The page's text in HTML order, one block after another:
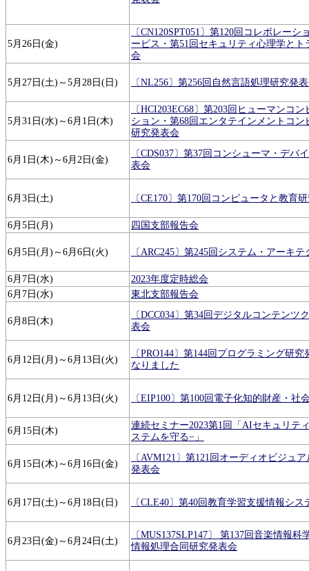
5月26日(金)
〔CN120SPT051〕第120回コレボレー
ービス・第51回セキュリティ心理学とト
会
5月27日(土)～5月28日(日) 〔NL256〕第256回自然言語処理研究発
5月31日(水)～6月1日(木)
〔HCI203EC68〕第203回ヒューマンコ
ション・第68回エンタテインメントコン
研究発表会
6月1日(木)～6月2日(金)
〔CDS037〕第37回コンシューマ・デバ
表会
6月3日(土) 〔CE170〕第170回コンピュータと教育
6月5日(月) 四国支部報告会
6月5日(月)～6月6日(火) 〔ARC245〕第245回システム・アーキ
6月7日(水)
2023年度定時総会
6月7日(水)
東北支部報告会
6月8日(木)
〔DCC034〕第34回デジタルコンテンツ
表会
6月12日(月)～6月13日(火)
〔PRO144〕第144回プログラミング研
なりました
6月12日(月)～6月13日(火) 〔EIP100〕第100回電子化知的財産・社
6月15日(木)
連続セミナー2023第1回「AIセキュリテ
ステムを守る−」
6月15日(木)～6月16日(金)
〔AVM121〕第121回オーディオビジュ
発表会
6月17日(土)～6月18日(日) 〔CLE40〕第40回教育学習支援情報シ
6月23日(金)～6月24日(土)
〔MUS137SLP147〕 第137回音楽情報科
情報処理合同研究発表会